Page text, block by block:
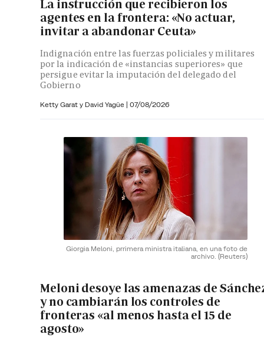
La instrucción que recibieron los
agentes en la frontera: «No actuar,
invitar a abandonar Ceuta»
Indignación entre las fuerzas policiales y militares
por la indicación de «instancias superiores» que
persigue evitar la imputación del delegado del
Gobierno
Ketty Garat y David Yagüe | 07/08/2026
Giorgia Meloni, prrimera ministra italiana, en una foto de
archivo. (Reuters)
Meloni desoye las amenazas de
y no cambiarán los controles de
fronteras «al menos hasta el 15 de
agosto»